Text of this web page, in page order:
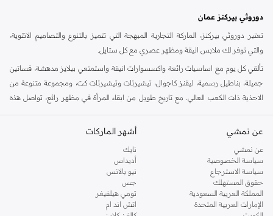
دوروثي بيركنز عمان
تعتبر دوروثي بيركنز، الماركة التجارية المبهجة التي تتميز بالتنوع والتصاميم الانثوية،
والتي توفر لك ملابس انيقة ومظهر عصري مع كل ستايل.
تألقي كل يوم مع اساسيات رائعة واكسسوارات انيقة واستمتعي ببلايز مدهشة، فساتين
جميلة، بناطيل رسمية، ليقنز كاجوال، تيشيرتات وتيشيرتات كت، ومجموعة متنوعة من
الاحذية ذات الكعب العالي. مع تاريخ طويل من ابقاء المرأة في مظهر رائع، تواصل هذه
كنت تقومين بتجديد خزانة ملابسك الملائمة للعمل، البحث عن فستان مثالي للحفلات او
اليه.
تسوقي دوروثي بيركنز اون لاين مسقط
تسوقي دوروثي بيركنز اون لاين من نمشي واستمتعي باكثر من الف ستايل من مجموعة
دوروثي بيركنز الشهيرة. تصفحي المجموعة كاملة في متجر دوروثي بيركنز اون لاين او
عن نمشي
عن نمشي
سياسة الخصوصية
سياسة الاسترجاع
حقوق المستهلك
المملكة العربية السعودية
الإمارات العربية المتحدة
أشهر الماركات
نايك
أديداس
نيو بالانس
جس
تومي هيلفيغر
اتش اند ام